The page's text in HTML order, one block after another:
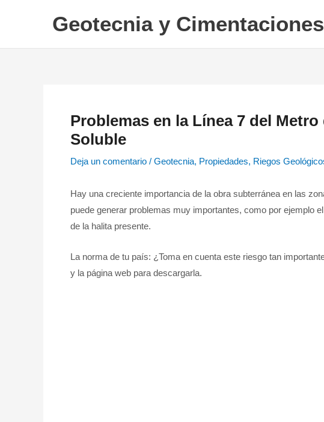
Geotecnia y
Problemas en la Línea 7 del
Soluble
Deja un comentario / Geotecnia, Propiedades, Riegos
Hay una creciente importancia de la obra subterránea en las
puede generar problemas muy importantes, como por ejemplo
de la halita presente.
La norma de tu país: ¿Toma en cuenta este riesgo tan
y la página web para descargarla.